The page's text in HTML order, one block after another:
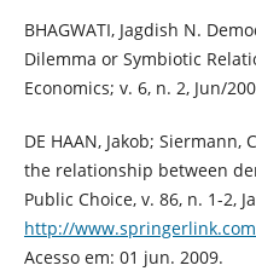
BHAGWATI, Jagdish N.
Dilemma or Symbiotic
Economics; v. 6, n. 2, Jun/
DE HAAN, Jakob; Siermann,
the relationship between
Public Choice, v. 86, n. 1-2,
http://
Acesso em: 01 jun. 2009.